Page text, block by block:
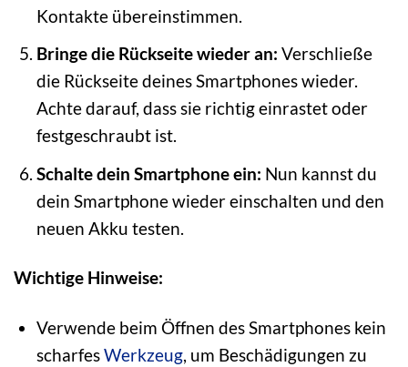
Kontakte übereinstimmen.
Bringe die Rückseite wieder an: Verschließe
die Rückseite deines Smartphones wieder.
Achte darauf, dass sie richtig einrastet oder
festgeschraubt ist.
Schalte dein Smartphone ein: Nun kannst du
dein Smartphone wieder einschalten und den
neuen Akku testen.
Wichtige Hinweise:
Verwende beim Öffnen des Smartphones kein
scharfesWerkzeug, um Beschädigungen zu